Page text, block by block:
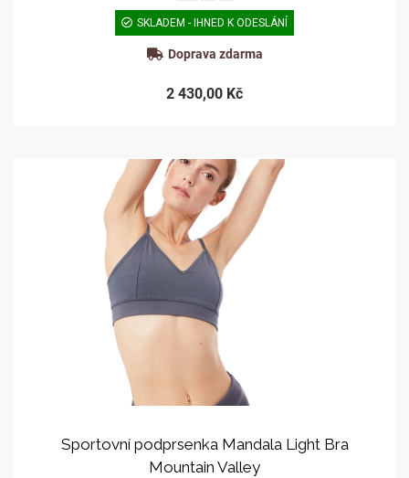
SKLADEM - IHNED K ODESLÁNÍ
Doprava zdarma
2 430,00 Kč
Sportovní podprsenka Mandala Light Bra
Mountain Valley